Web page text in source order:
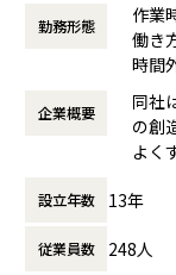
可視化と課題分析
- 技術課題の特定
フロー整理の推進
- 各システムとの
長期的な構想設計
- エンジニアメン
- 必要に応じてコ
勤務形態
作業
働き
時間
休憩
企業概要
同社
の創
よく
プロ
験・
設立年数 13年
従業員数 248人